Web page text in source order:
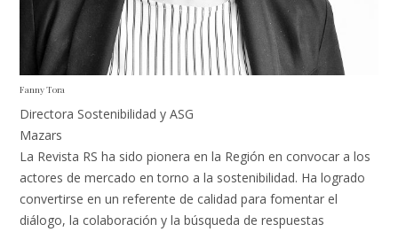
Fanny Tora
Directora Sostenibilidad y ASG
Mazars
La Revista RS ha sido pionera en la Región en convocar a los
actores de mercado en torno a la sostenibilidad. Ha logrado
convertirse en un referente de calidad para fomentar el
diálogo, la colaboración y la búsqueda de respuestas